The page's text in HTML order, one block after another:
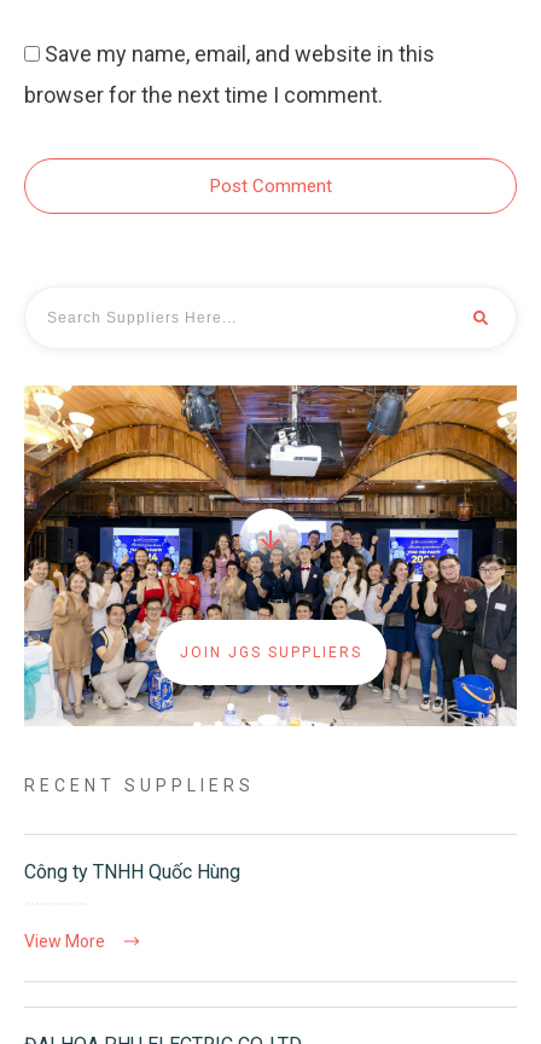
Save my name, email, and website in this
browser for the next time I comment.
Post Comment
JOIN JGS SUPPLIERS
RECENT SUPPLIERS
Công ty TNHH Quốc Hùng
View More